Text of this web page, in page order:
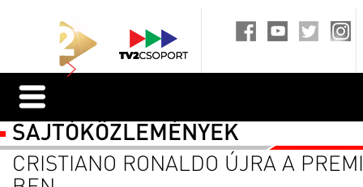
SAJTÓKÖZLEMÉNYEK
CRISTIANO RONALDO ÚJRA A